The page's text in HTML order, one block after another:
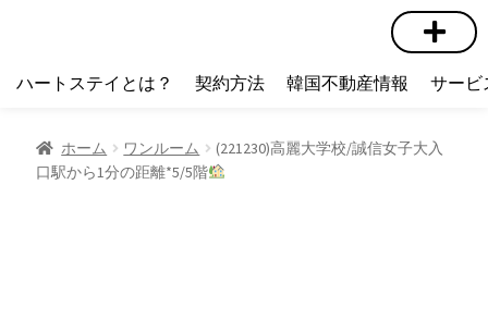
ハートステイとは？ 契約方法 韓国不動産情報 サービ
ホーム ワンルーム
(221230)高麗大学校/誠信女子大入
口駅から1分の距離*5/5階